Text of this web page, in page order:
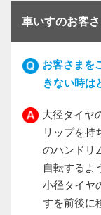
車いすのお客
お客さまを
きない時は
大径タイヤ
リップを持
のハンドリ
自転するよ
小径タイヤ
すを前後に